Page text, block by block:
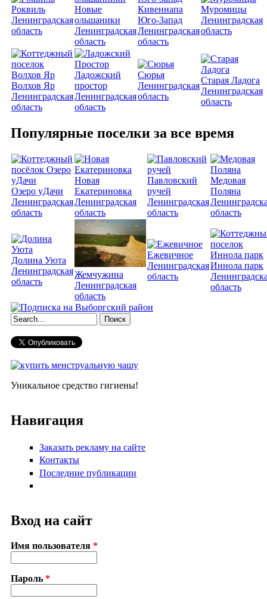
Роквиль
Ленинградская
область
Новые
ольшаники
Ленинградская
область
Кивеннапа
Юго-Запад
Ленинградская
область
Муромицы
Ленинградская
область
Волхов Яр
Ленинградская
область
Ладожский
простор
Ленинградская
область
Сюрья
Ленинградская
область
Старая Ладога
Ленинградская
область
Популярные поселки за все время
Озеро уДачи
Ленинградская
область
Новая
Екатериновка
Ленинградская
область
Павловский
ручей
Ленинградская
область
Медовая
Поляна
область
Долина Уюта
Ленинградская
область
Жемчужина
Ленинградская
область
Ежевичное
Ленинградская
область
Иннола парк
область
Форма поиска
Уникальное средство гигиены!
Навигация
Заказать рекламу на сайте
Контакты
Последние публикации
Вход на сайт
Имя пользователя *
Пароль *